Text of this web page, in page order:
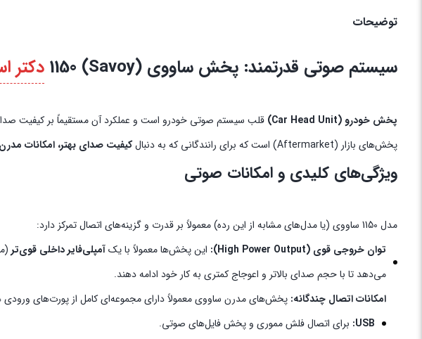
توضیحات
سیستم صوتی قدرتمند: پخش ساووی (Savoy) 1150 دکتر
پخش خودرو (Car Head Unit) قلب سیستم صوتی خودرو است و عملکرد آن مستقیماً بر کیفیت صدا،
پخش‌های بازار (Aftermarket) است که برای رانندگانی که به دنبال
کیفیت صدای بهتر، امکانات
ویژگی‌های کلیدی و امکانات صوتی
مدل 1150 ساووی (یا مدل‌های مشابه از این رده) معمولاً بر قدرت و گزینه‌های اتصال تمرکز دارد:
توان خروجی قوی (High Power Output):
این پخش‌ها معمولاً با یکآمپلی‌فایر داخلی قوی‌تر
می‌دهد تا با حجم صدای بالاتر و اعوجاج کمتری به کار خود ادامه دهند.
امکانات اتصال چندگانه: پخش‌های مدرن ساووی معمولاً دارای مجموعه‌ای کامل از پورت‌های
USB: برای اتصال فلش مموری و پخش فایل‌های صوتی.